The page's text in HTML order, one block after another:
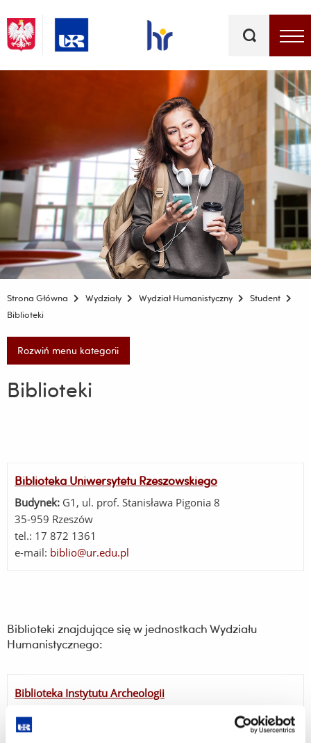
kluczowe
Strona Główna Wydziały Wydział Humanistyczny
Student
Biblioteki
Rozwiń menu kategorii
Biblioteki
Biblioteka Uniwersytetu Rzeszowskiego
Budynek: G1, ul. prof. Stanisława Pigonia 8
35-959 Rzeszów
tel.: 17 872 1361
e-mail: biblio@ur.edu.pl
Biblioteki znajdujące się w jednostkach Wydziału
Humanistycznego:
Biblioteka Instytutu Archeologii
Budynek: